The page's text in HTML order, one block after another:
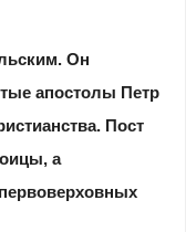
Он
апостолы Петр
Пост
а